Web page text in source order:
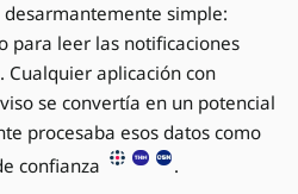
simple:
para leer las notificaciones
Cualquier aplicación con
se convertía en un potencial
procesaba esos datos como
confianza
.